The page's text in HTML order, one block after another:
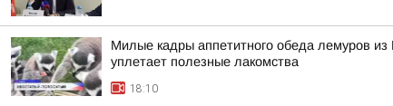
Милые кадры аппетитного обеда лемуров из
уплетает полезные лакомства
18:10